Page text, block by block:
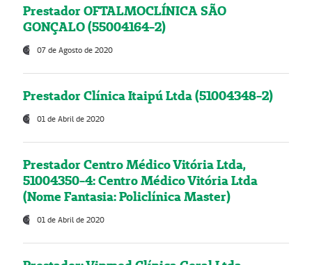
Prestador OFTALMOCLÍNICA SÃO
GONÇALO (55004164-2)
07 de Agosto de 2020
Prestador Clínica Itaipú Ltda (51004348-2)
01 de Abril de 2020
Prestador Centro Médico Vitória Ltda,
51004350-4: Centro Médico Vitória Ltda
(Nome Fantasia: Policlínica Master)
01 de Abril de 2020